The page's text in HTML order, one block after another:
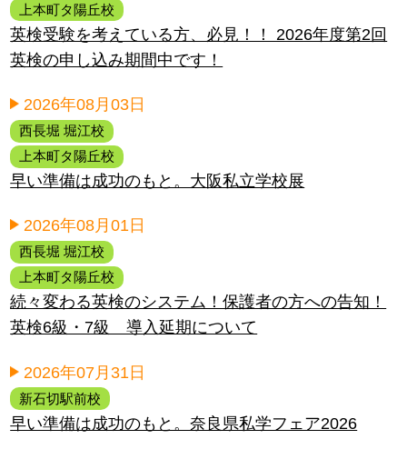
上本町タ陽丘校
英検受験を考えている方、必見！！ 2026年度第2回
英検の申し込み期間中です！
2026年08月03日
西長堀 堀江校
上本町タ陽丘校
早い準備は成功のもと。大阪私立学校展
2026年08月01日
西長堀 堀江校
上本町タ陽丘校
続々変わる英検のシステム！保護者の方への告知！
英検6級・7級 導入延期について
2026年07月31日
新石切駅前校
早い準備は成功のもと。奈良県私学フェア2026